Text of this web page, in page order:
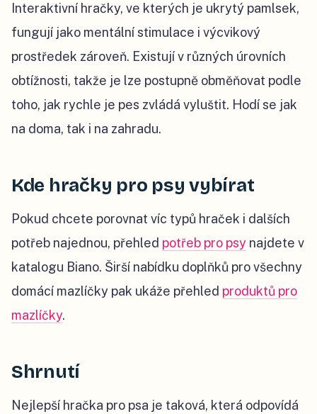
Interaktivní hračky, ve kterých je ukrytý pamlsek,
fungují jako mentální stimulace i výcvikový
prostředek zároveň. Existují v různých úrovních
obtížnosti, takže je lze postupně obměňovat podle
toho, jak rychle je pes zvládá vyluštit. Hodí se jak
na doma, tak i na zahradu.
Kde hračky pro psy vybírat
Pokud chcete porovnat víc typů hraček i dalších
potřeb najednou, přehled potřeb pro psy najdete v
katalogu Biano. Širší nabídku doplňků pro všechny
domácí mazlíčky pak ukáže přehled produktů pro
mazlíčky.
Shrnutí
Nejlepší hračka pro psa je taková, která odpovídá